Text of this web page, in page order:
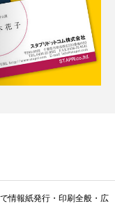
情報紙発行・印刷全般・広